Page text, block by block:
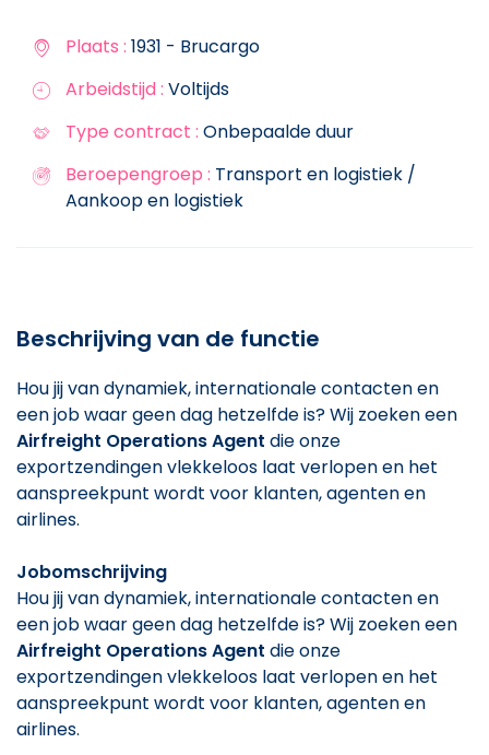
Plaats : 1931 - Brucargo
Arbeidstijd : Voltijds
Type contract : Onbepaalde duur
Beroepengroep : Transport en logistiek /
Aankoop en logistiek
Beschrijving van de functie
Hou jij van dynamiek, internationale contacten en
een job waar geen dag hetzelfde is? Wij zoeken een
Airfreight Operations Agent die onze
exportzendingen vlekkeloos laat verlopen en het
aanspreekpunt wordt voor klanten, agenten en
airlines.
Jobomschrijving
Hou jij van dynamiek, internationale contacten en
een job waar geen dag hetzelfde is? Wij zoeken een
Airfreight Operations Agent die onze
exportzendingen vlekkeloos laat verlopen en het
aanspreekpunt wordt voor klanten, agenten en
airlines.